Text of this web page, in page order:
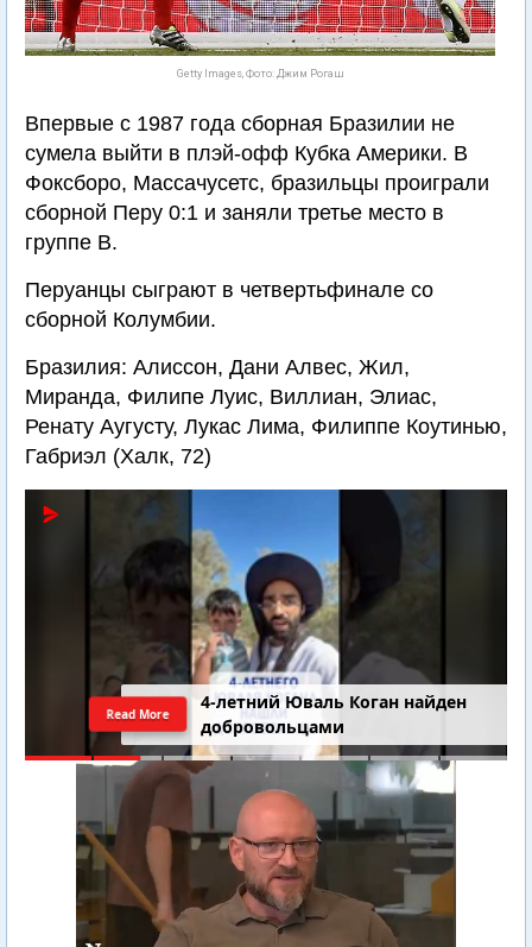
Getty Images, Фото: Джим Рогаш
Впервые с 1987 года сборная Бразилии не
сумела выйти в плэй-офф Кубка Америки. В
Фоксборо, Массачусетс, бразильцы проиграли
сборной Перу 0:1 и заняли третье место в
группе В.
Перуанцы сыграют в четвертьфинале со
сборной Колумбии.
Бразилия: Алиссон, Дани Алвес, Жил,
Миранда, Филипе Луис, Виллиан, Элиас,
Ренату Аугусту, Лукас Лима, Филиппе Коутинью,
Габриэл (Халк, 72)
4-летний Юваль Коган найден
добровольцами
Read More